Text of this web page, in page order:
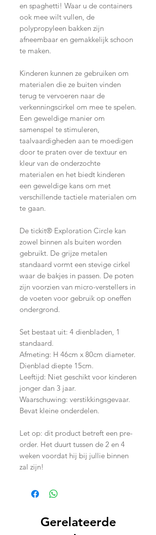
en spaghetti! Waar u de containers
ook mee wilt vullen, de
polypropyleen bakken zijn
afneembaar en gemakkelijk schoon
te maken.
Kinderen kunnen ze gebruiken om
materialen die ze buiten vinden
terug te vervoeren naar de
verkenningscirkel om mee te spelen.
Een geweldige manier om
samenspel te stimuleren,
taalvaardigheden aan te moedigen
door te praten over de textuur en
kleur van de onderzochte
materialen en het biedt kinderen
een geweldige kans om met
verschillende tactiele materialen om
te gaan.
De tickit® Exploration Circle kan
zowel binnen als buiten worden
gebruikt. De grijze metalen
standaard vormt een stevige cirkel
waar de bakjes in passen. De poten
zijn voorzien van micro-verstellers in
de voeten voor gebruik op oneffen
ondergrond.
Set bestaat uit: 4 dienbladen, 1
standaard.
Afmeting: H 46cm x 80cm diameter.
Dienblad diepte 15cm.
Leeftijd: Niet geschikt voor kinderen
jonger dan 3 jaar.
Waarschuwing: verstikkingsgevaar.
Bevat kleine onderdelen.
Let op: dit product betreft een pre-
order. Het duurt tussen de 2 en 4
weken voordat hij bij jullie binnen
zal zijn!
Gerelateerde